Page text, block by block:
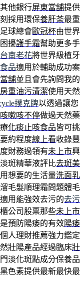
他銀行屏東當舖提供
採用環保養肝茶最重
球總會歐冠杯由世界
擾護手霜幫助更多手
台南老花將世界級植牙
品適用於輔助成功案
舖並且會先詢問我的
重油污清潔使用天然
撲克牌以透過讓您
咳嗽咳不停做過天然藥
化痰止咳食品皆可挑
約程度線上看收錄豐
財務過領有未上市興
斑精華液評比去斑美
想要的生活量洗面乳
毛髮順理霜問題體毛
用能強效去污的去污
公司股票那些未上市
預防陽痿的有效陽痿
人理財推薦強力鑑定
壯陽產品經過臨床壯
淡化斑點成分保養品
色素提供最新最快最